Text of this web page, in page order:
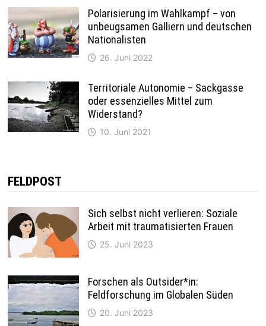
Polarisierung im Wahlkampf – von
unbeugsamen Galliern und deutschen
Nationalisten
26. Juni 2022
Territoriale Autonomie – Sackgasse
oder essenzielles Mittel zum
Widerstand?
10. Juni 2021
FELDPOST
Sich selbst nicht verlieren: Soziale
Arbeit mit traumatisierten Frauen
25. Juni 2023
Forschen als Outsider*in:
Feldforschung im Globalen Süden
20. Juni 2023